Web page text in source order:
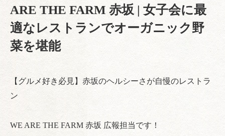
ARE THE FARM 赤坂 | 女子会に最
適なレストランでオーガニック野
菜を堪能
【グルメ好き必見】赤坂のヘルシーさが自慢のレストラ
ン
WE ARE THE FARM 赤坂 広報担当です！